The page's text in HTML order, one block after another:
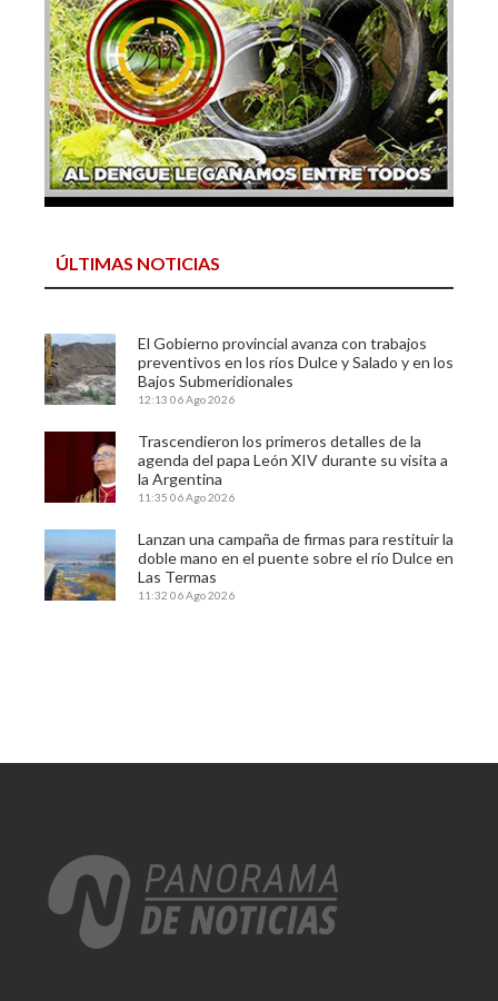
ÚLTIMAS NOTICIAS
El Gobierno provincial avanza con trabajos
preventivos en los ríos Dulce y Salado y en los
Bajos Submeridionales
12:13 06 Ago 2026
Trascendieron los primeros detalles de la
agenda del papa León XIV durante su visita a
la Argentina
11:35 06 Ago 2026
Lanzan una campaña de firmas para restituir la
doble mano en el puente sobre el río Dulce en
Las Termas
11:32 06 Ago 2026